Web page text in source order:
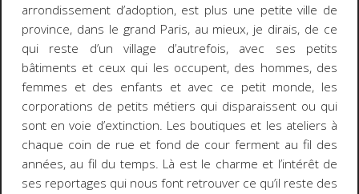
arrondissement d’adoption, est plus une petite ville de
province, dans le grand Paris, au mieux, je dirais, de ce
qui reste d’un village d’autrefois, avec ses petits
bâtiments et ceux qui les occupent, des hommes, des
femmes et des enfants et avec ce petit monde, les
corporations de petits métiers qui disparaissent ou qui
sont en voie d’extinction. Les boutiques et les ateliers à
chaque coin de rue et fond de cour ferment au fil des
années, au fil du temps. Là est le charme et l’intérêt de
ses reportages qui nous font retrouver ce qu’il reste des